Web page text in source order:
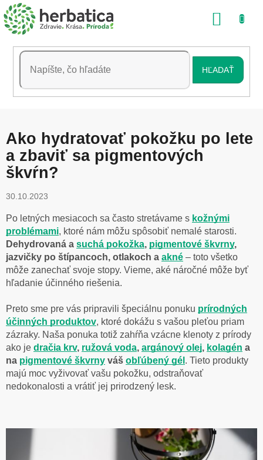
Prejsť
na
obsah
HĽADAŤ
Ako hydratovať pokožku po lete
a zbaviť sa pigmentových
škvŕn?
30.10.2023
Po letných mesiacoch sa často stretávame s kožnými
problémami, ktoré nám môžu spôsobiť nemalé starosti.
Dehydrovaná a suchá pokožka, pigmentové škvrny,
jazvičky po štípancoch, otlakoch a akné – toto všetko
môže zanechať svoje stopy. Vieme, aké náročné môže byť
hľadanie účinného riešenia.
Preto sme pre vás pripravili špeciálnu ponuku prírodných
účinných produktov, ktoré dokážu s vašou pleťou priam
zázraky. Naša ponuka totiž zahŕňa vzácne klenoty z prírody
ako je dračia krv, ružová voda, argánový olej, kolagén a
na pigmentové škvrny váš obľúbený gél . Tieto produkty
majú moc vyživovať vašu pokožku, odstraňovať
nedokonalosti a vrátiť jej prirodzený lesk.